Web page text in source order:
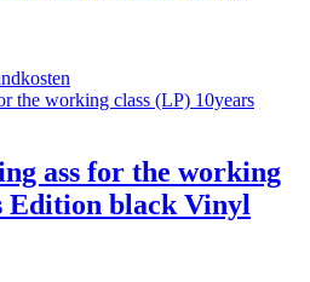
ass for the working
Edition black Vinyl